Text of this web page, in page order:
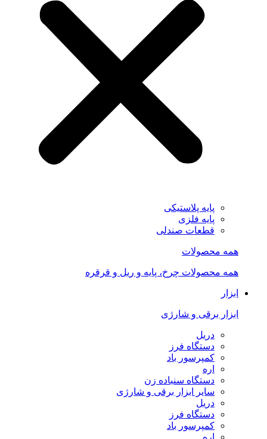
پایه پلاستیکی
پایه فلزی
قطعات صندلی
همه محصولات
همه محصولات چرخ، پایه و ریل و قرقره
ابزار
ابزار برقی و شارژی
دریل
دستگاه فرز
کمپرسور باد
اره
دستگاه سنباده زن
سایر ابزار برقی و شارژی
دریل
دستگاه فرز
کمپرسور باد
اره